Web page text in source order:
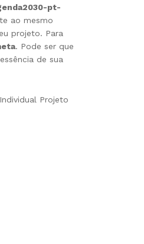
pt-
ao mesmo
projeto. Para
. Pode ser que
de sua
Projeto